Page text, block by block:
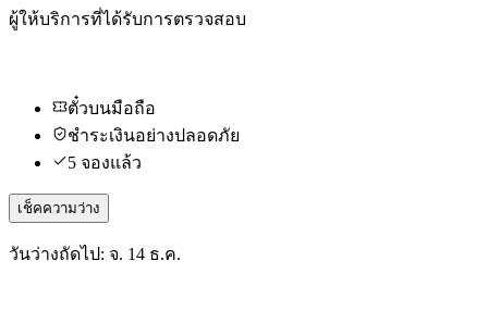
ผู้ให้บริการที่ได้รับการตรวจสอบ
ตั๋วบนมือถือ
ชำระเงินอย่างปลอดภัย
5 จองแล้ว
เช็คความว่าง
วันว่างถัดไป: จ. 14 ธ.ค.